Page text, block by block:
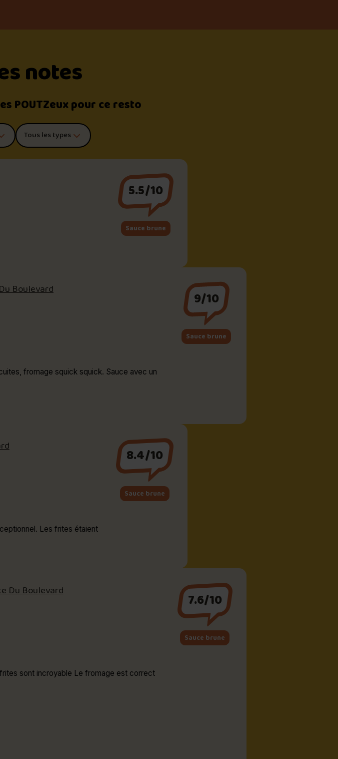
notes
POUTZeux pour ce resto
Trier les commentaires
Filtrer par type de poutine
5.5/10
Sauce brune
Boulevard 9/10
Sauce brune
fromage squick squick. Sauce avec un
8.4/10
Sauce brune
Les frites étaient
Du Boulevard 7.6/10
Sauce brune
sont incroyable Le fromage est correct